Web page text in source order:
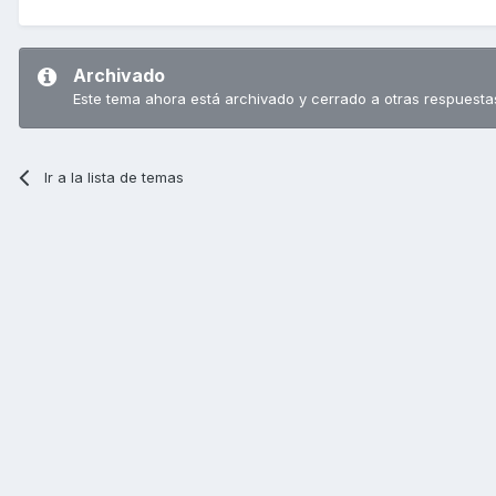
Archivado
Este tema ahora está archivado y cerrado a otras
Ir a la lista de temas